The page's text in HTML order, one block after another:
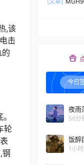
,该
击
轮
钢
今日
夜雨
56分
饭醉
1小